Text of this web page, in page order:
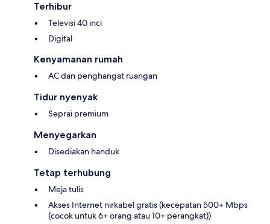
Terhibur
Televisi 40 inci
Digital
Kenyamanan rumah
AC dan penghangat ruangan
Tidur nyenyak
Seprai premium
Menyegarkan
Disediakan handuk
Tetap terhubung
Meja tulis
Akses Internet nirkabel gratis (kecepatan 500+ Mbps
(cocok untuk 6+ orang atau 10+ perangkat))